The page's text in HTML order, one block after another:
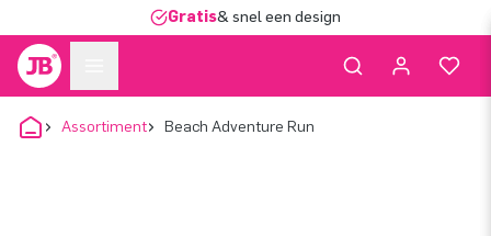
Gratis& snel een design
Assortiment Beach Adventure Run